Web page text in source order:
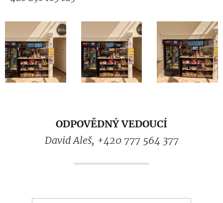
ODPOVĚDNÝ VEDOUCÍ
David Aleš, +420 777 564 377